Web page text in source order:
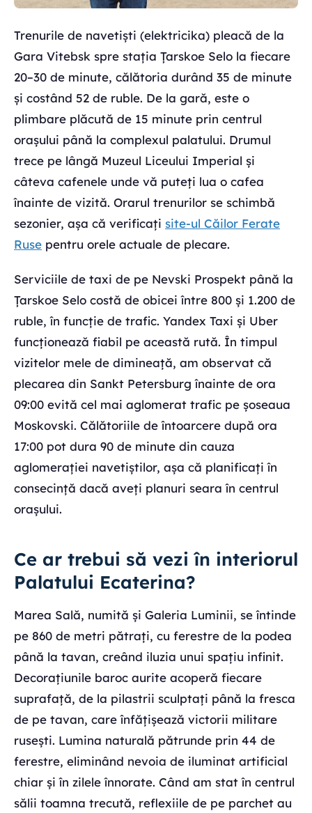
Trenurile de navetiști (elektricika) pleacă de la
Gara Vitebsk spre stația Țarskoe Selo la fiecare
20–30 de minute, călătoria durând 35 de minute
și costând 52 de ruble. De la gară, este o
plimbare plăcută de 15 minute prin centrul
orașului până la complexul palatului. Drumul
trece pe lângă Muzeul Liceului Imperial și
câteva cafenele unde vă puteți lua o cafea
înainte de vizită. Orarul trenurilor se schimbă
sezonier, așa că verificați site-ul Căilor Ferate
Ruse pentru orele actuale de plecare.
Serviciile de taxi de pe Nevski Prospekt până la
Țarskoe Selo costă de obicei între 800 și 1.200 de
ruble, în funcție de trafic. Yandex Taxi și Uber
funcționează fiabil pe această rută. În timpul
vizitelor mele de dimineață, am observat că
plecarea din Sankt Petersburg înainte de ora
09:00 evită cel mai aglomerat trafic pe șoseaua
Moskovski. Călătoriile de întoarcere după ora
17:00 pot dura 90 de minute din cauza
aglomerației navetiștilor, așa că planificați în
consecință dacă aveți planuri seara în centrul
orașului.
Ce ar trebui să vezi în interiorul
Palatului Ecaterina?
Marea Sală, numită și Galeria Luminii, se întinde
pe 860 de metri pătrați, cu ferestre de la podea
până la tavan, creând iluzia unui spațiu infinit.
Decorațiunile baroc aurite acoperă fiecare
suprafață, de la pilastrii sculptați până la fresca
de pe tavan, care înfățișează victorii militare
rusești. Lumina naturală pătrunde prin 44 de
ferestre, eliminând nevoia de iluminat artificial
chiar și în zilele înnorate. Când am stat în centrul
sălii toamna trecută, reflexiile de pe parchet au